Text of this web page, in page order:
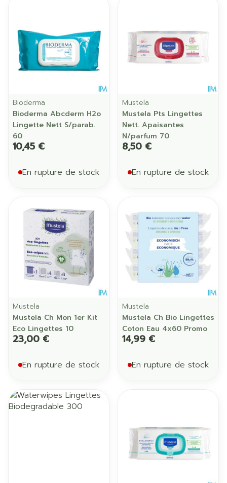
Bioderma
Bioderma Abcderm H2o
Lingette Nett S/parab.
60
10,45 €
En rupture de stock
Mustela
Mustela Pts Lingettes
Nett. Apaisantes
N/parfum 70
8,50 €
En rupture de stock
Mustela
Mustela Ch Mon 1er Kit
Eco Lingettes 10
23,00 €
En rupture de stock
Mustela
Mustela Ch Bio Lingettes
Coton Eau 4x60 Promo
14,99 €
En rupture de stock